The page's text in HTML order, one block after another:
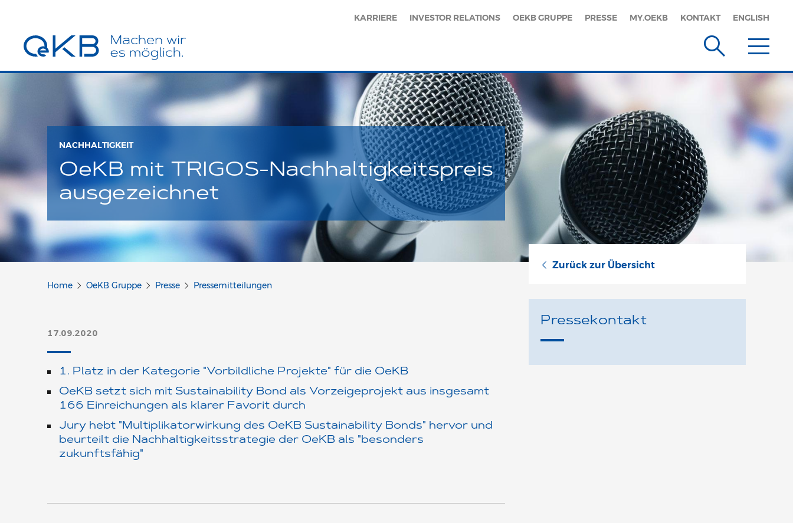
KARRIERE INVESTOR RELATIONS OEKB GRUPPE PRESSE MY.OEKB KONTAKT ENGLISH
NACHHALTIGKEIT
OeKB mit TRIGOS-Nachhaltigkeitspreis
ausgezeichnet
Home OeKB Gruppe Presse Pressemitteilungen
17.09.2020
1. Platz in der Kategorie "Vorbildliche Projekte" für die OeKB
OeKB setzt sich mit Sustainability Bond als Vorzeigeprojekt aus insgesamt
166 Einreichungen als klarer Favorit durch
Jury hebt "Multiplikatorwirkung des OeKB Sustainability Bonds" hervor und
beurteilt die Nachhaltigkeitsstrategie der OeKB als "besonders
zukunftsfähig"
Zurück zur Übersicht
Pressekontakt